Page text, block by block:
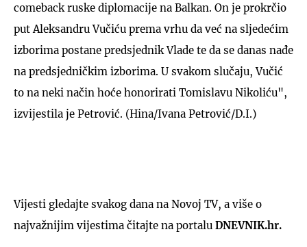
comeback ruske diplomacije na Balkan. On je prokrčio
put Aleksandru Vučiću prema vrhu da već na sljedećim
izborima postane predsjednik Vlade te da se danas nađe
na predsjedničkim izborima. U svakom slučaju, Vučić
to na neki način hoće honorirati Tomislavu Nikoliću",
izvijestila je Petrović. (Hina/Ivana Petrović/D.I.)
Vijesti gledajte svakog dana na Novoj TV, a više o
najvažnijim vijestima čitajte na portalu DNEVNIK.hr.